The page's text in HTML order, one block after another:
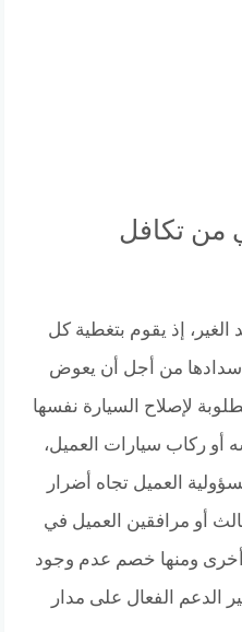
من تكافل
إذ يقوم بتغطية كل
سدادها من أجل أن يعوض
لإصلاح السيارة نفسها
أو ركاب سيارات العميل،
العميل تجاه أضرار
أو مرافقين العميل في
أخرى ومنها خصم عدم وجود
الدعم الفعال على مدار